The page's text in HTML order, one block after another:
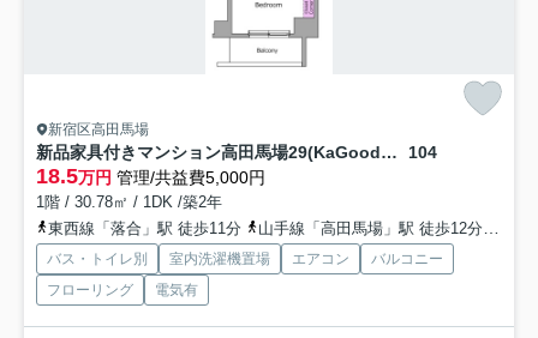
新宿区高田馬場
新品家具付きマンション高田馬場29(KaGood東京) 104
18.5万円 管理/共益費5,000円
1階 / 30.78㎡ / 1DK /築2年
東西線「落合」駅 徒歩11分
山手線「高田馬場」駅 徒歩12分
バス・トイレ別 室内洗濯機置場 エアコン
バルコニー
フローリング
電気有